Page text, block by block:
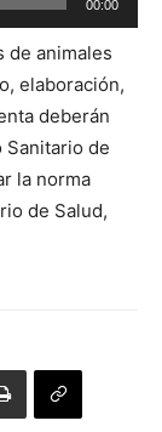
00:00
de animales
elaboración,
deberán
Sanitario de
la norma
de Salud,